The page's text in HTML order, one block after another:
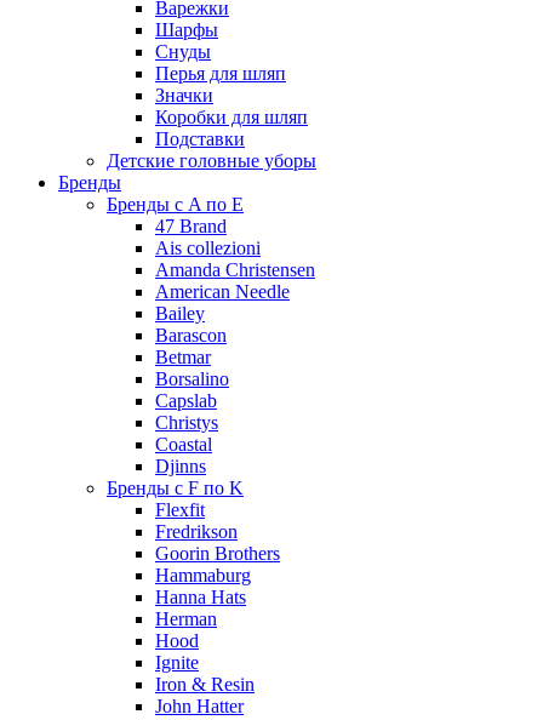
Варежки
Шарфы
Снуды
Перья для шляп
Значки
Коробки для шляп
Подставки
Детские головные уборы
Бренды
Бренды с A по E
47 Brand
Ais collezioni
Amanda Christensen
American Needle
Bailey
Barascon
Betmar
Borsalino
Capslab
Christys
Coastal
Djinns
Бренды с F по K
Flexfit
Fredrikson
Goorin Brothers
Hammaburg
Hanna Hats
Herman
Hood
Ignite
Iron & Resin
John Hatter